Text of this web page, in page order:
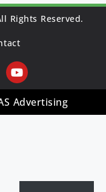
Rights Reserved.
Advertising